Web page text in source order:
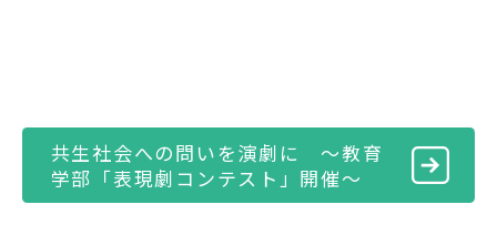
共生社会への問いを演劇に ～教育
学部「表現劇コンテスト」開催～